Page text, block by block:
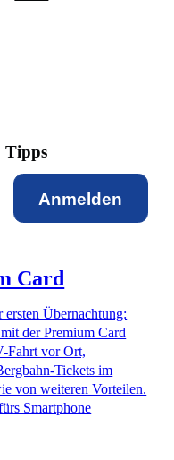
Tipps
Anmelden
Card
ersten Übernachtung:
der Premium Card
Fahrt vor Ort,
Tickets im
von weiteren Vorteilen.
Smartphone